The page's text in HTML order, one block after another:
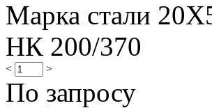
Марка стали
НК 200/370
< >
По запросу